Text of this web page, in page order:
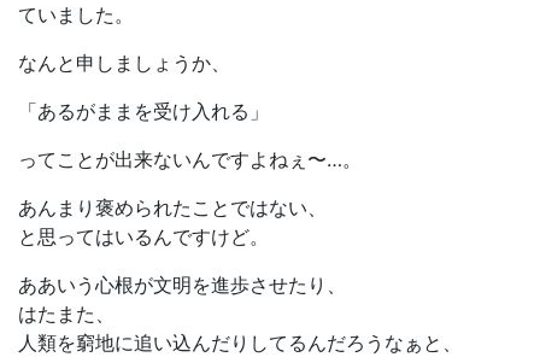
ていました。
なんと申しましょうか、
「あるがままを受け入れる」
ってことが出来ないんですよねぇ〜…。
あんまり褒められたことではない、
と思ってはいるんですけど。
ああいう心根が文明を進歩させたり、
はたまた、
人類を窮地に追い込んだりしてるんだろうなぁと、